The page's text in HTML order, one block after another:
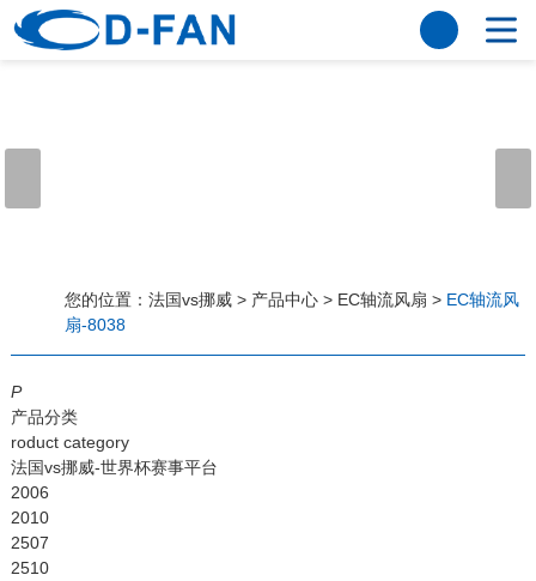
法国vs挪威
应用案例
工程案例
解决方案
新闻资讯
法国vs挪威
行业资讯
常见问题
法国vs挪威-世界杯赛事平台
联系方式
客户留言
人才招聘
English
您的位置： 法国vs挪威> 产品中心> EC轴流风扇 > EC轴流风
扇-8038
P
产品分类
roduct category
法国vs挪威-世界杯赛事平台
2006
2010
2507
2510